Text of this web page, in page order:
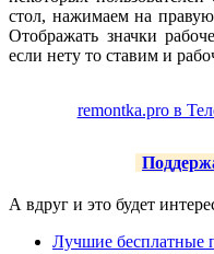
стол, нажимаем на
Отображать значки
если нету то ставим и
remontka.pro в
А вдруг и это будет
Лучшие бесплатные